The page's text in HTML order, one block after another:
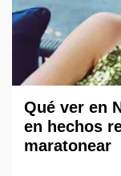
Qué ver en
en hechos
maratonear